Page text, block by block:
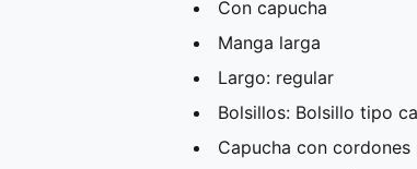
Con capucha
Manga larga
Largo: regular
Bolsillos: Bolsillo tipo
Capucha con